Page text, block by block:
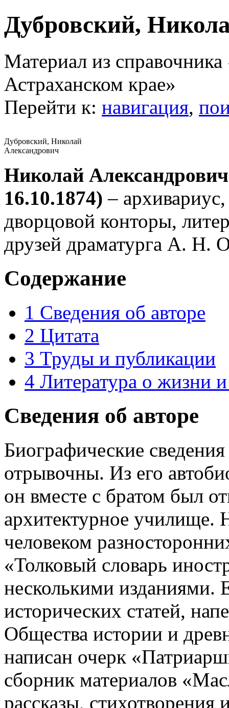
Дубровский,
Материал из
Астраханском крае»
Перейти к: навигация,
Дубровский, Николай
Александрович
Николай
16.10.1874) –
дворцовой конторы,
друзей драматурга А. Н.
Содержание
1 Сведения об авторе
2 Цитата
3 Труды и публикации
4 Литература о жизни
Сведения об авторе
Биографические
отрывочны. Из его
он вместе с братом был
архитектурное училище.
человеком
«Толковый словарь
несколькими изданиями.
исторических статей,
Общества истории и
написан очерк
сборник материалов
рассказы, стихотворения